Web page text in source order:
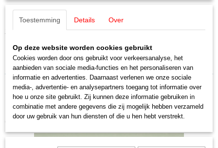
Schaal
H0 (1:87)
Staat
Märklin E215720 / 21572 Tandwiel
Z=31/14
1 stuks
Ook interessant
Toestemming Details Over
Op deze website worden cookies gebruikt
Cookies worden door ons gebruikt voor verkeersanalyse, het
aanbieden van sociale media-functies en het personaliseren van
informatie en advertenties. Daarnaast verlenen we onze sociale
media-, advertentie- en analysepartners toegang tot informatie over
hoe u onze site gebruikt. Zij kunnen deze informatie gebruiken in
combinatie met andere gegevens die zij mogelijk hebben verzameld
door uw gebruik van hun diensten of die u hen hebt verstrekt.